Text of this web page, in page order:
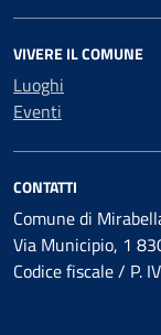
VIVERE IL COMUNE
Luoghi
Eventi
CONTATTI
Comune di
Via Municipio, 1
Codice fiscale / P.